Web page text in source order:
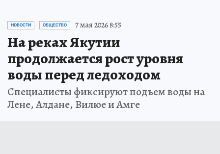
НОВОСТИ ОБЩЕСТВО 7 мая 2026 8:55
На реках Якутии
продолжается рост уровня
воды перед ледоходом
Специалисты фиксируют подъем воды на
Лене, Алдане, Вилюе и Амге